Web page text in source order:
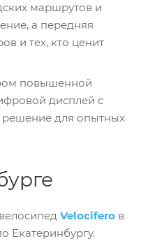
маршрутов и
а передняя
и тех, кто ценит
повышенной
дисплей с
решение для опытных
Velocifero в
Екатеринбургу.